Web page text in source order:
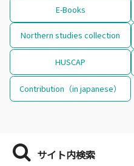
E-Books
Northern studies collection
HUSCAP
Contribution（in japanese）
サイト内検索